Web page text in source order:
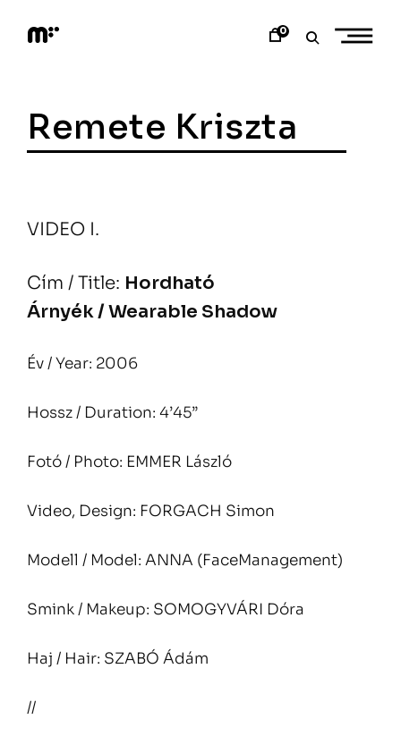
content
m
a
r
0
Remete Kriszta
VIDEO I.
Cím / Title: Hordható
Árnyék / Wearable Shadow
Év / Year: 2006
Hossz / Duration: 4’45”
Fotó / Photo: EMMER László
Video, Design: FORGACH Simon
Modell / Model: ANNA (FaceManagement)
Smink / Makeup: SOMOGYVÁRI Dóra
Haj / Hair: SZABÓ Ádám
//